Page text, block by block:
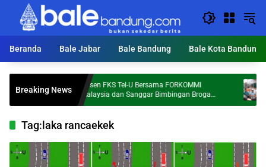
Langsung
konten
Beranda
Bale Jabar Bale Bandung Bale Kota Bandung
Breaking NewsDosen FKS Tel-U Bersama FORKOMMI
Malaysia dan Sanggar Bimbingan Broga
Perkuat Kolaborasi Internasional melalui
KDS
Ton
Tag: laka rancaekek